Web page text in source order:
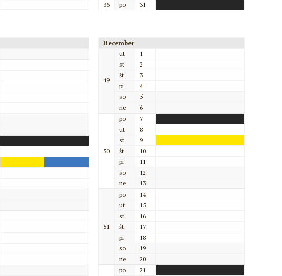
36
po 31
December
49
ut
1
st
2
št
3
pi
4
so
5
ne
6
50
po
7
ut
8
st
9
št
10
pi
11
so
12
ne
13
51
po
14
ut
15
st
16
št
17
pi
18
so
19
ne
20
po
21